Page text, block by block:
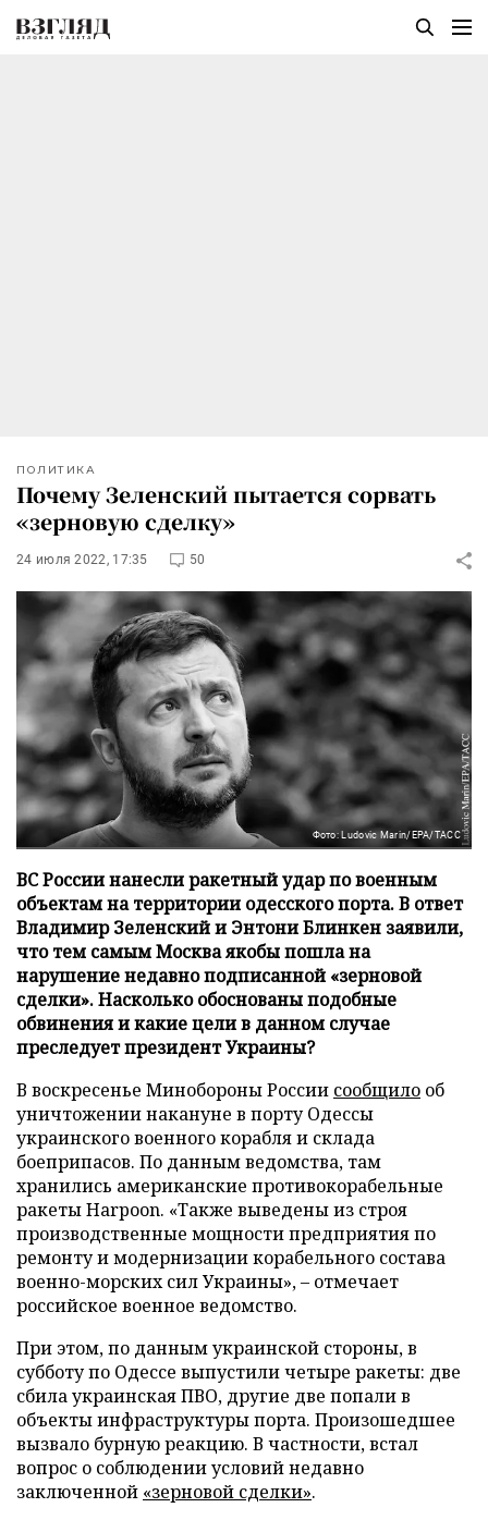
ПОЛИТИКА
Почему Зеленский пытается сорвать
«зерновую сделку»
24 июля 2022, 17:35 50
Фото: Ludovic Marin/EPA/ТАСС
ВС России нанесли ракетный удар по военным
объектам на территории одесского порта. В ответ
Владимир Зеленский и Энтони Блинкен заявили,
что тем самым Москва якобы пошла на
нарушение недавно подписанной «зерновой
сделки». Насколько обоснованы подобные
обвинения и какие цели в данном случае
преследует президент Украины?
В воскресенье Минобороны России сообщило об
уничтожении накануне в порту Одессы
украинского военного корабля и склада
боеприпасов. По данным ведомства, там
хранились американские противокорабельные
ракеты Harpoon. «Также выведены из строя
производственные мощности предприятия по
ремонту и модернизации корабельного состава
военно-морских сил Украины», – отмечает
российское военное ведомство.
При этом, по данным украинской стороны, в
субботу по Одессе выпустили четыре ракеты: две
сбила украинская ПВО, другие две попали в
объекты инфраструктуры порта. Произошедшее
вызвало бурную реакцию. В частности, встал
вопрос о соблюдении условий недавно
заключенной «зерновой сделки».